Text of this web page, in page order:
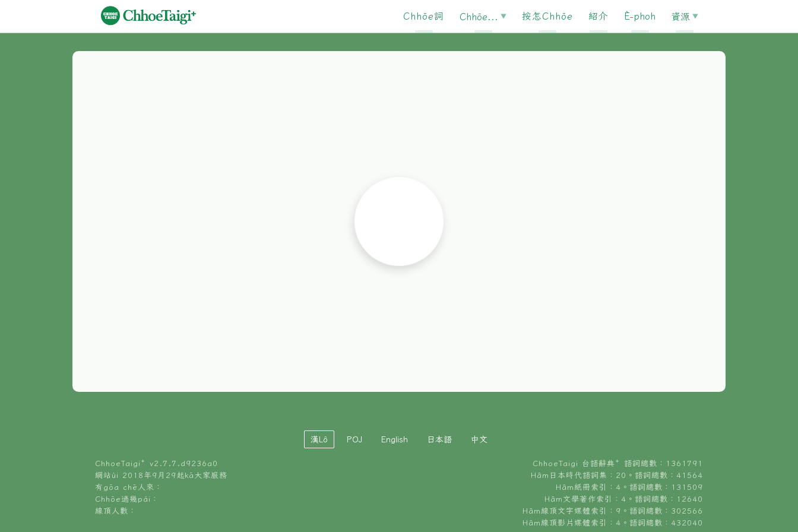
Chhōe詞 Chhōe... 按怎Chhōe 紹介 È-phoh 資源
漢Lô POJ English 日本語 中文
ChhoeTaigi⁺ v2.7.7.d9236a0
網站ùi 2018年9月29起kā大家服務
有gōa chē人來：
Chhōe過幾pái：
線頂人數：
ChhoeTaigi 台語辭典⁺ 語詞總數：1361791
Hâm日本時代語詞集：20。語詞總數：41564
Hâm紙冊索引：4。語詞總數：131509
Hâm文學著作索引：4。語詞總數：12640
Hâm線頂文字媒體索引：9。語詞總數：302566
Hâm線頂影片媒體索引：4。語詞總數：432040